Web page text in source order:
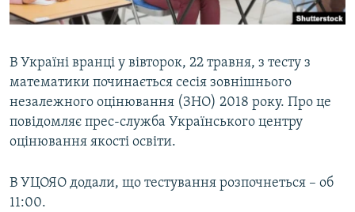
ВІДЕОУРОКИ «ELIFBE»
УКРАЇНСЬКА ПРОБЛЕМА КРИМУ
ІНФОГРАФІКА
Русский
Qırımtatar
ДОЛУЧАЙСЯ!
В Україні вранці у вівторок, 22 травня, з тесту з
математики починається сесія зовнішнього
незалежного оцінювання (ЗНО) 2018 року. Про це
повідомляє прес-служба Українського центру
оцінювання якості освіти.
В УЦОЯО додали, що тестування розпочнеться – об
11:00.